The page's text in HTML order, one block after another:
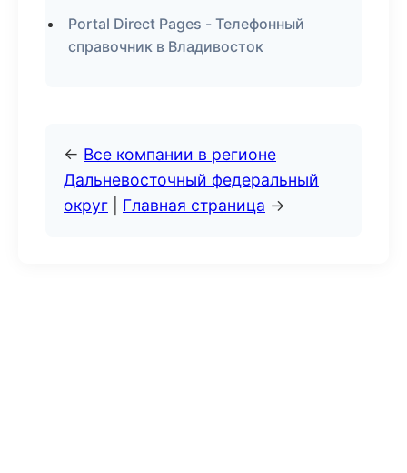
Portal Direct Pages - Телефонный
справочник в Владивосток
← Все компании в регионе
Дальневосточный федеральный
округ
Главная страница →